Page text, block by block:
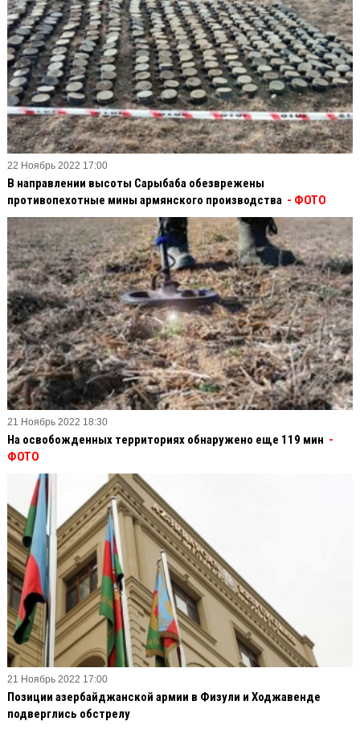
22 Ноябрь 2022 17:00
В направлении высоты Сарыбаба обезврежены
противопехотные мины армянского производства - ФОТО
21 Ноябрь 2022 18:30
На освобожденных территориях обнаружено еще 119 мин -
ФОТО
21 Ноябрь 2022 17:00
Позиции азербайджанской армии в Физули и Ходжавенде
подверглись обстрелу